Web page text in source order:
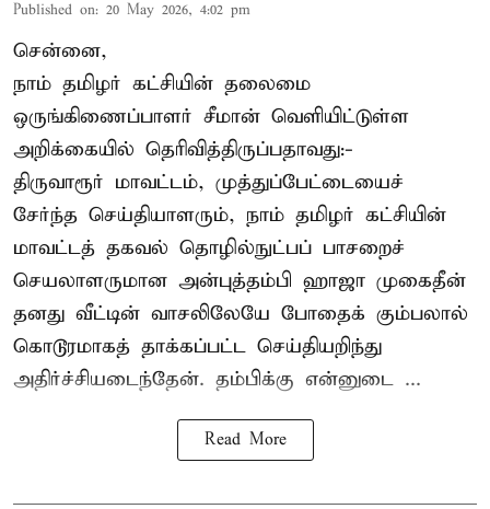
Published on: 20 May 2026, 4:02 pm
சென்னை,
நாம் தமிழர் கட்சியின் தலைமை
ஒருங்கிணைப்பாளர் சீமான் வெளியிட்டுள்ள
அறிக்கையில் தெரிவித்திருப்பதாவது:-
திருவாரூர் மாவட்டம், முத்துப்பேட்டையைச்
சேர்ந்த செய்தியாளரும், நாம் தமிழர் கட்சியின்
மாவட்டத் தகவல் தொழில்நுட்பப் பாசறைச்
செயலாளருமான அன்புத்தம்பி ஹாஜா முகைதீன்
தனது வீட்டின் வாசலிலேயே போதைக் கும்பலால்
கொடூரமாகத் தாக்கப்பட்ட செய்தியறிந்து
அதிர்ச்சியடைந்தேன். தம்பிக்கு என்னுடை ...
Read More